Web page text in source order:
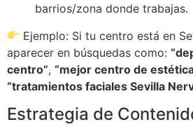
barrios/zona donde trabajas.
Ejemplo: Si tu centro está en
aparecer en búsquedas como:
centro”, “mejor centro de
“tratamientos faciales Sevilla
Estrategia de